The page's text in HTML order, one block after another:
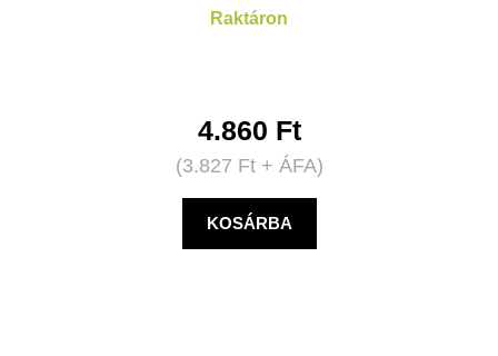
Raktáron
4.860 Ft
(3.827 Ft+ ÁFA)
KOSÁRBA